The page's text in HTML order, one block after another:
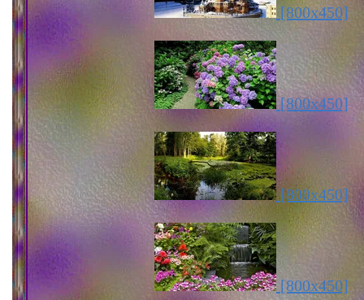
[800x450]
[800x450]
[800x450]
[800x450]